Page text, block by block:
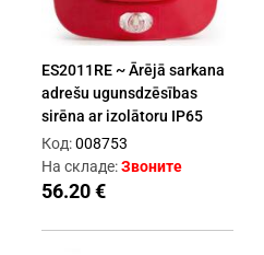
ES2011RE ~ Ārējā sarkana
adrešu ugunsdzēsības
sirēna ar izolātoru IP65
Код:008753
На складе:Звоните
56.20 €